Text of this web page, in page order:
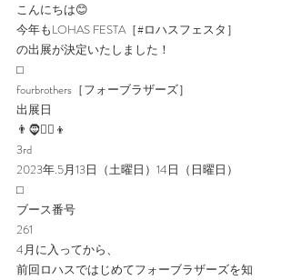
こんにちは😊
今年もLOHAS FESTA［#ロハスフェスタ］
の出展が決定いたしました！
⬜︎
fourbrothers［フォーブラザーズ］
出展日
👨🧔👱‍♂️👦
3rd
2023年.5月13日（土曜日）14日（日曜日）
⬜︎
ブース番号
261
4月に入ってから、
前回ロハスではじめてフォーブラザーズを知